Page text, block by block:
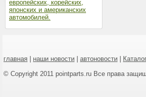
европейских, корейских,
японских и американских
автомобилей.
главная наши новости автоновости
© Copyright 2011 pointparts.ru Все права